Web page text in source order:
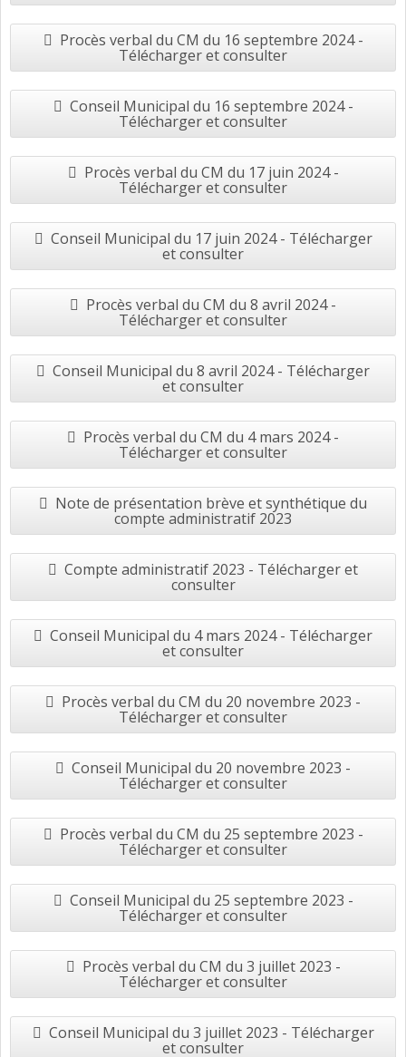
Procès verbal du CM du 16 septembre 2024 -
Télécharger et consulter
Conseil Municipal du 16 septembre 2024 -
Télécharger et consulter
Procès verbal du CM du 17 juin 2024 -
Télécharger et consulter
Conseil Municipal du 17 juin 2024 - Télécharger
et consulter
Procès verbal du CM du 8 avril 2024 -
Télécharger et consulter
Conseil Municipal du 8 avril 2024 - Télécharger
et consulter
Procès verbal du CM du 4 mars 2024 -
Télécharger et consulter
Note de présentation brève et synthétique du
compte administratif 2023
Compte administratif 2023 - Télécharger et
consulter
Conseil Municipal du 4 mars 2024 - Télécharger
et consulter
Procès verbal du CM du 20 novembre 2023 -
Télécharger et consulter
Conseil Municipal du 20 novembre 2023 -
Télécharger et consulter
Procès verbal du CM du 25 septembre 2023 -
Télécharger et consulter
Conseil Municipal du 25 septembre 2023 -
Télécharger et consulter
Procès verbal du CM du 3 juillet 2023 -
Télécharger et consulter
Conseil Municipal du 3 juillet 2023 - Télécharger
et consulter